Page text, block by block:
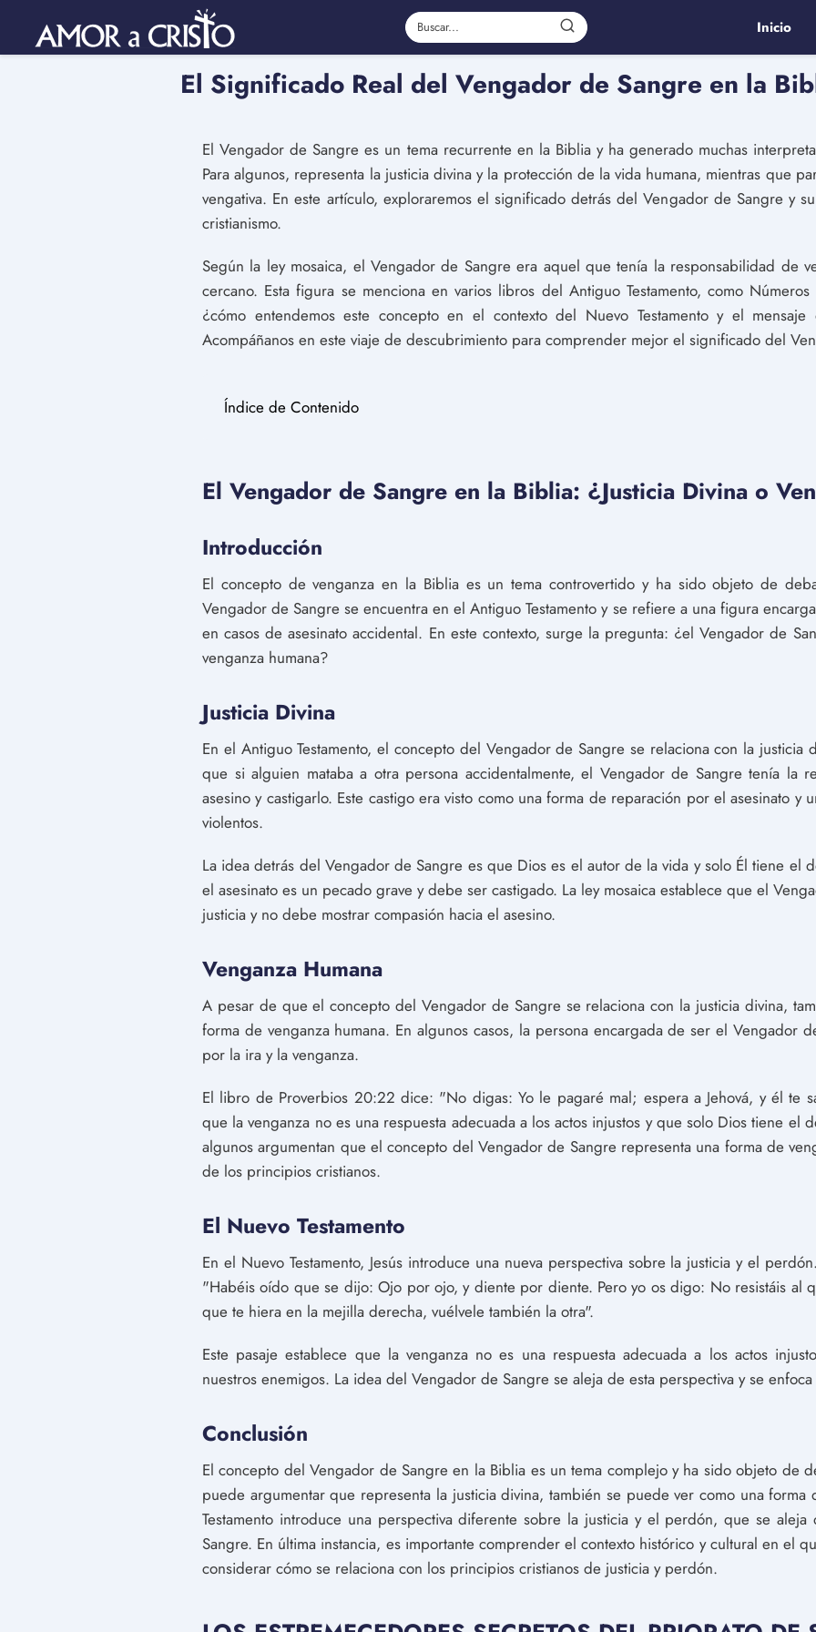
Inicio
El Significado Real del Vengador de Sangre en la
El Vengador de Sangre es un tema recurrente en la Biblia y ha generado muchas
Para algunos, representa la justicia divina y la protección de la vida humana, mientras que
vengativa. En este artículo, exploraremos el significado detrás del Vengador de Sangre y
cristianismo.
Según la ley mosaica, el Vengador de Sangre era aquel que tenía la responsabilidad de
cercano. Esta figura se menciona en varios libros del Antiguo Testamento, como
¿cómo entendemos este concepto en el contexto del Nuevo Testamento y el
Acompáñanos en este viaje de descubrimiento para comprender mejor el significado del
Índice de Contenido
El Vengador de Sangre en la Biblia: ¿Justicia Divina o
Introducción
El concepto de venganza en la Biblia es un tema controvertido y ha sido objeto de
Vengador de Sangre se encuentra en el Antiguo Testamento y se refiere a una figura
en casos de asesinato accidental. En este contexto, surge la pregunta: ¿el Vengador de
venganza humana?
Justicia Divina
En el Antiguo Testamento, el concepto del Vengador de Sangre se relaciona con la justicia
que si alguien mataba a otra persona accidentalmente, el Vengador de Sangre tenía la
asesino y castigarlo. Este castigo era visto como una forma de reparación por el asesinato y
violentos.
La idea detrás del Vengador de Sangre es que Dios es el autor de la vida y solo Él tiene el
el asesinato es un pecado grave y debe ser castigado. La ley mosaica establece que el
justicia y no debe mostrar compasión hacia el asesino.
Venganza Humana
A pesar de que el concepto del Vengador de Sangre se relaciona con la justicia divina,
forma de venganza humana. En algunos casos, la persona encargada de ser el Vengador
por la ira y la venganza.
El libro de Proverbios 20:22 dice: "No digas: Yo le pagaré mal; espera a Jehová, y él te
que la venganza no es una respuesta adecuada a los actos injustos y que solo Dios tiene el
algunos argumentan que el concepto del Vengador de Sangre representa una forma de
de los principios cristianos.
El Nuevo Testamento
En el Nuevo Testamento, Jesús introduce una nueva perspectiva sobre la justicia y el
"Habéis oído que se dijo: Ojo por ojo, y diente por diente. Pero yo os digo: No resistáis al
que te hiera en la mejilla derecha, vuélvele también la otra".
Este pasaje establece que la venganza no es una respuesta adecuada a los actos
nuestros enemigos. La idea del Vengador de Sangre se aleja de esta perspectiva y se
Conclusión
El concepto del Vengador de Sangre en la Biblia es un tema complejo y ha sido objeto de
puede argumentar que representa la justicia divina, también se puede ver como una forma
Testamento introduce una perspectiva diferente sobre la justicia y el perdón, que se
Sangre. En última instancia, es importante comprender el contexto histórico y cultural en el
considerar cómo se relaciona con los principios cristianos de justicia y perdón.